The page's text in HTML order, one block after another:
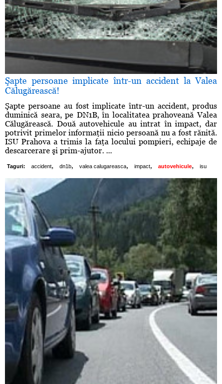
Şapte persoane implicate într-un accident la Valea
Călugărească!
Şapte persoane au fost implicate într-un accident, produs
duminică seara, pe DN1B, în localitatea prahoveană Valea
Călugărească. Două autovehicule au intrat în impact, dar
potrivit primelor informaţii nicio persoană nu a fost rănită.
ISU Prahova a trimis la faţa locului pompieri, echipaje de
descarcerare şi prim-ajutor. ...
Taguri: accident, dn1b, valea calugareasca, impact, autovehicule, isu